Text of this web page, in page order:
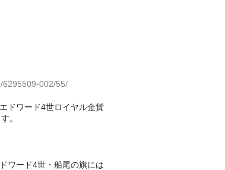
6295509-002/55/
エドワード4世ロイヤル金貨
。
ワード4世・船尾の旗には